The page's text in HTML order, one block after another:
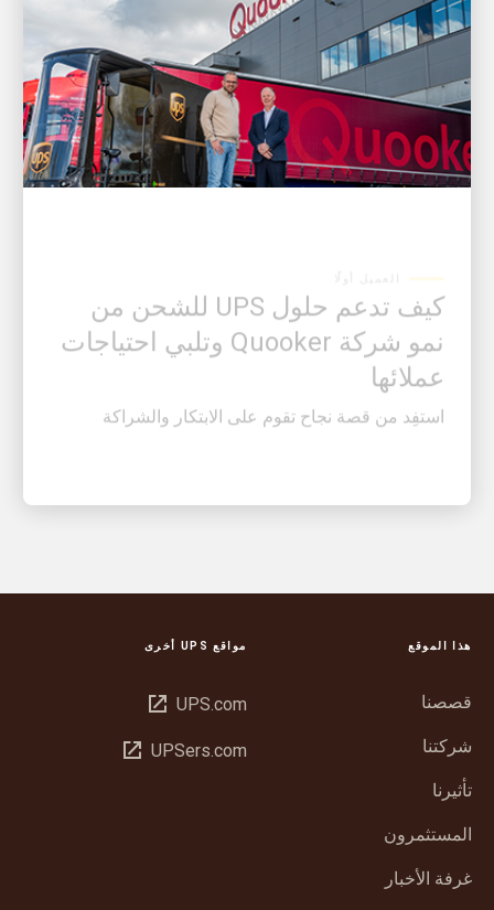
نمو شركة Quooker وتلبي احتياجات
عملائها
استفِد من قصة نجاح تقوم على الابتكار والشراكة
هذا الموقع
قصصنا
شركتنا
تأثيرنا
المستثمرون
غرفة الأخبار
مواقع UPS أخرى
UPS.com فتح
نافذة
UPSers.com فتح